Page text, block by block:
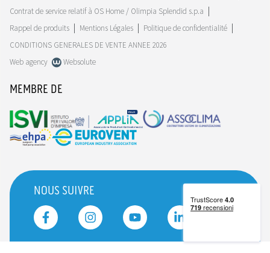
Contrat de service relatif à OS Home / Olimpia Splendid s.p.a
Rappel de produits
Mentions Légales
Politique de confidentialité
CONDITIONS GENERALES DE VENTE ANNEE 2026
Web agency
Websolute
MEMBRE DE
NOUS SUIVRE